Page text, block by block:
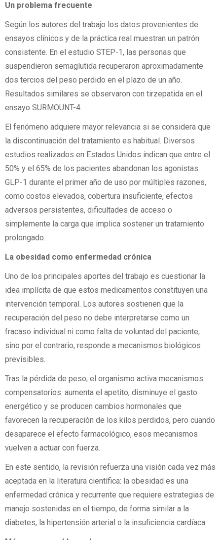
Un problema frecuente
Según los autores del trabajo los datos provenientes de
ensayos clínicos y de la práctica real muestran un patrón
consistente. En el estudio STEP-1, las personas que
suspendieron semaglutida recuperaron aproximadamente
dos tercios del peso perdido en el plazo de un año.
Resultados similares se observaron con tirzepatida en el
ensayo SURMOUNT-4.
El fenómeno adquiere mayor relevancia si se considera que
la discontinuación del tratamiento es habitual. Diversos
estudios realizados en Estados Unidos indican que entre el
50% y el 65% de los pacientes abandonan los agonistas
GLP-1 durante el primer año de uso por múltiples razones,
como costos elevados, cobertura insuficiente, efectos
adversos persistentes, dificultades de acceso o
simplemente la carga que implica sostener un tratamiento
prolongado.
La obesidad como enfermedad crónica
Uno de los principales aportes del trabajo es cuestionar la
idea implícita de que estos medicamentos constituyen una
intervención temporal. Los autores sostienen que la
recuperación del peso no debe interpretarse como un
fracaso individual ni como falta de voluntad del paciente,
sino por el contrario, responde a mecanismos biológicos
previsibles.
Tras la pérdida de peso, el organismo activa mecanismos
compensatorios: aumenta el apetito, disminuye el gasto
energético y se producen cambios hormonales que
favorecen la recuperación de los kilos perdidos, pero cuando
desaparece el efecto farmacológico, esos mecanismos
vuelven a actuar con fuerza.
En este sentido, la revisión refuerza una visión cada vez más
aceptada en la literatura científica: la obesidad es una
enfermedad crónica y recurrente que requiere estrategias de
manejo sostenidas en el tiempo, de forma similar a la
diabetes, la hipertensión arterial o la insuficiencia cardíaca.